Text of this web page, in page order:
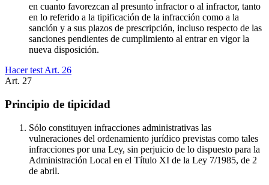
en cuanto favorezcan al presunto infractor o al infractor, tanto
en lo referido a la tipificación de la infracción como a la
sanción y a sus plazos de prescripción, incluso respecto de las
sanciones pendientes de cumplimiento al entrar en vigor la
nueva disposición.
Hacer test Art. 26
Art. 27
Principio de tipicidad
Sólo constituyen infracciones administrativas las
vulneraciones del ordenamiento jurídico previstas como tales
infracciones por una Ley, sin perjuicio de lo dispuesto para la
Administración Local en el Título XI de la Ley 7/1985, de 2
de abril.